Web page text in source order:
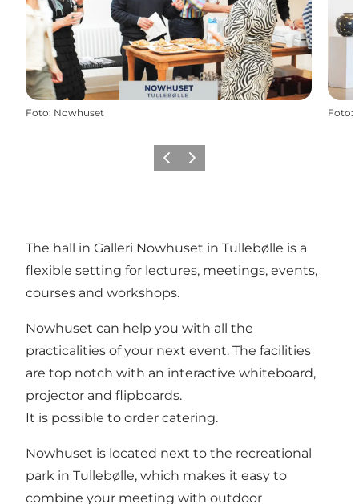
Foto: Nowhuset Foto:
Vorige Volgende
The hall in Galleri Nowhuset in Tullebølle is a
flexible setting for lectures, meetings, events,
courses and workshops.
Nowhuset can help you with all the
practicalities of your next event. The facilities
are top notch with an interactive whiteboard,
projector and flipboards.
It is possible to order catering.
Nowhuset is located next to the recreational
park in Tullebølle, which makes it easy to
combine your meeting with outdoor